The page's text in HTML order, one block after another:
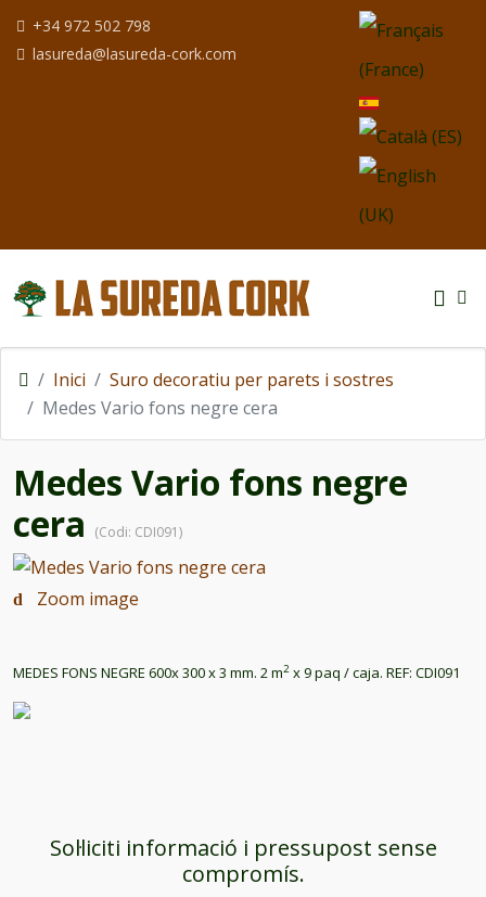
+34 972 502 798
lasureda@lasureda-cork.com
Seleccioni el seu
Inici
Suro decoratiu per parets i sostres
Medes Vario fons negre cera
Medes Vario fons negre
cera
(Codi: CDI091)
Zoom image
MEDES FONS NEGRE 600x 300 x 3 mm. 2 m2 x 9 paq / caja. REF: CDI091
Sol·liciti informació i pressupost sense
compromís.